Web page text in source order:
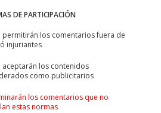
DE PARTICIPACIÓN
permitirán los comentarios fuera de
injuriantes
aceptarán los contenidos
como publicitarios
los comentarios que no
estas normas